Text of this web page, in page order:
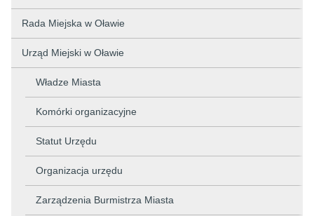
Rada Miejska w Oławie
Urząd Miejski w Oławie
Władze Miasta
Komórki organizacyjne
Statut Urzędu
Organizacja urzędu
Zarządzenia Burmistrza Miasta